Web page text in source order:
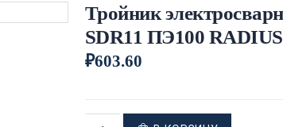
Тройник
SDR11 ПЭ100 RADIUS
₽603.60